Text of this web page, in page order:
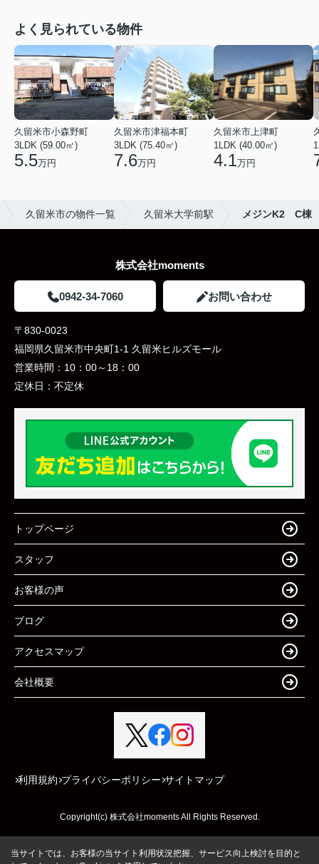
よく見られている物件
久留米市小森野町
3LDK (59.00㎡)
5.5万円
久留米市津福本町
3LDK (75.40㎡)
7.6万円
久留米市上津町
1LDK (40.00㎡)
4.1万円
久留米市の物件一覧 久留米大学前駅 メジンK2 C棟
株式会社moments
0942-34-7060 お問い合わせ
〒830-0023
福岡県久留米市中央町1-1 久留米ヒルズモール
営業時間： 10：00～18：00
定休日： 不定休
トップページ
スタッフ
お客様の声
ブログ
アクセスマップ
会社概要
利用規約 プライバシーポリシー サイトマップ
Copyright(c) 株式会社moments All Rights Reserved.
当サイトでは、お客様の当サイト利用状況把握、サービス向上検討を目的と